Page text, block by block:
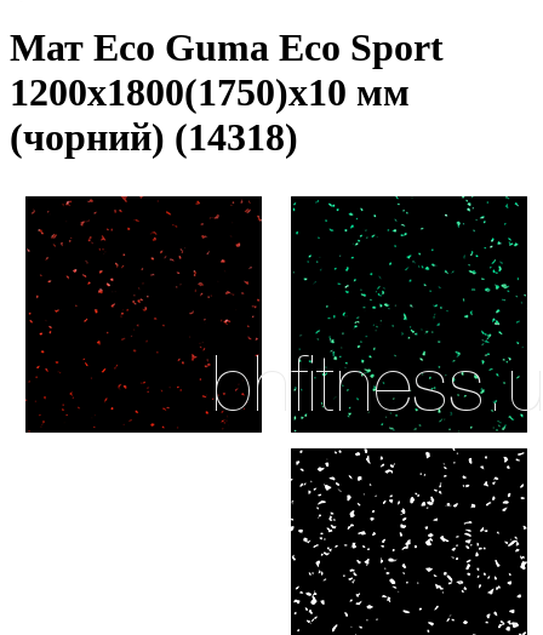
Мат Eco Guma Eco Sport
1200х1800(1750)х10 мм
(чорний) (14318)